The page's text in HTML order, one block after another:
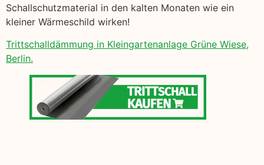
Schallschutzmaterial in den kalten Monaten wie ein
kleiner Wärmeschild wirken!
Trittschalldämmung in Kleingartenanlage Grüne Wiese,
Berlin.